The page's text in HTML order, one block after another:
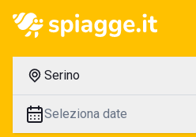
Serino
Seleziona date